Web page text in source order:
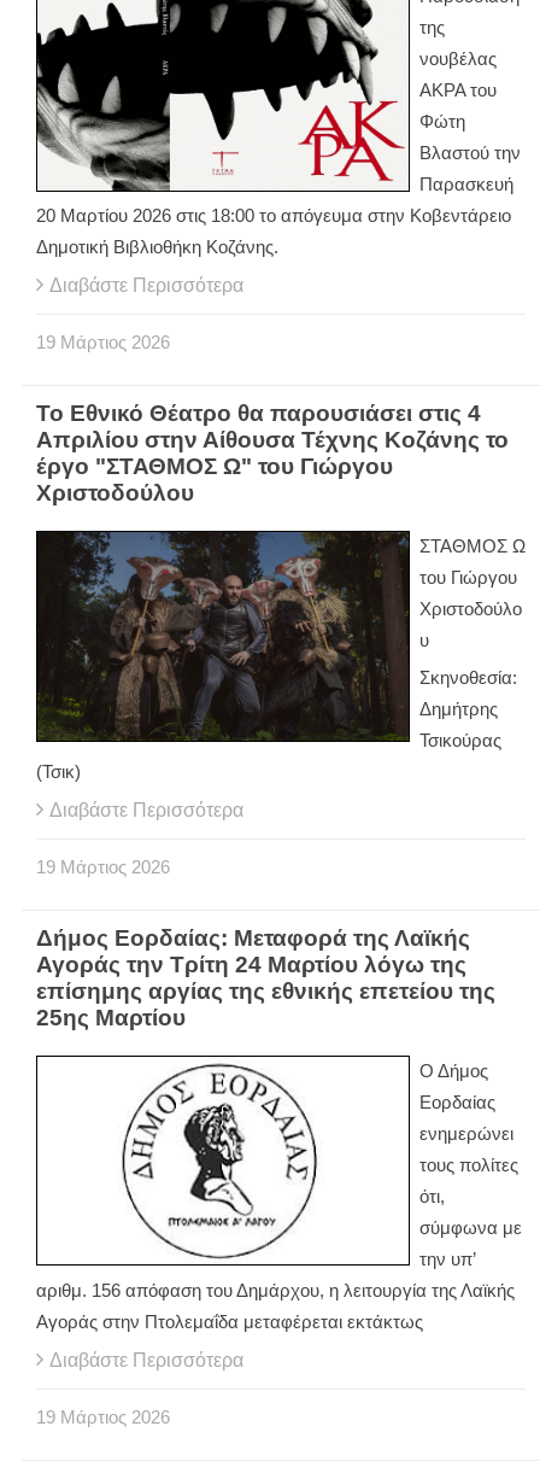
της
νουβέλας
ΑΚΡΑ του
Φώτη
Βλαστού την
Παρασκευή
20 Μαρτίου 2026 στις 18:00 το απόγευμα στην Κοβεντάρειο
Δημοτική Βιβλιοθήκη Κοζάνης.
Διαβάστε Περισσότερα
19 Μάρτιος 2026
Το Εθνικό Θέατρο θα παρουσιάσει στις 4
Απριλίου στην Αίθουσα Τέχνης Κοζάνης το
έργο "ΣΤΑΘΜΟΣ Ω" του Γιώργου
Χριστοδούλου
ΣΤΑΘΜΟΣ Ω
του Γιώργου
Χριστοδούλο
υ
Σκηνοθεσία:
Δημήτρης
Τσικούρας
(Τσικ)
Διαβάστε Περισσότερα
19 Μάρτιος 2026
Δήμος Εορδαίας: Μεταφορά της Λαϊκής
Αγοράς την Τρίτη 24 Μαρτίου λόγω της
επίσημης αργίας της εθνικής επετείου της
25ης Μαρτίου
Ο Δήμος
Εορδαίας
ενημερώνει
τους πολίτες
ότι,
σύμφωνα με
την υπ’
αριθμ. 156 απόφαση του Δημάρχου, η λειτουργία της Λαϊκής
Αγοράς στην Πτολεμαΐδα μεταφέρεται εκτάκτως
Διαβάστε Περισσότερα
19 Μάρτιος 2026